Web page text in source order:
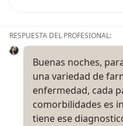
RESPUESTA DEL PROFESIONAL:
Buenas noches,
una variedad de
enfermedad, cada
comorbilidades es
tiene ese